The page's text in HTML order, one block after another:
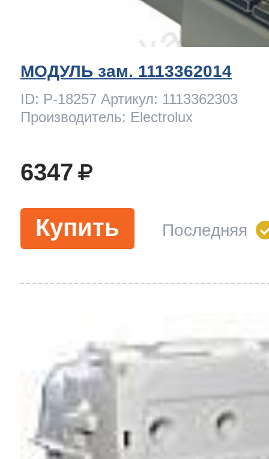
МОДУЛЬ зам. 1113362014
ID: P-18257 Артикул: 1113362303
Производитель: Electrolux
6347
Купить Последняя